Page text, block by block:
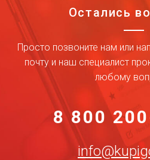
Остались
Просто позвоните нам или
почту и наш специалист
любому
8 800